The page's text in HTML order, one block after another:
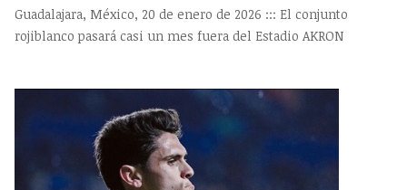
Guadalajara, México, 20 de enero de 2026 ::: El conjunto
rojiblanco pasará casi un mes fuera del Estadio AKRON